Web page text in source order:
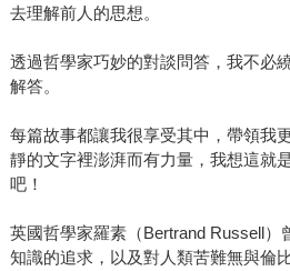
去理解前人的思想。
透過哲學家巧妙的對談問答，我不必
解答。
每篇故事都讓我很享受其中，帶領我
靜的文字裡澎湃而有力量，我想這就
吧！
英國哲學家羅素（Bertrand Russell）
知識的追求，以及對人類苦難無與倫